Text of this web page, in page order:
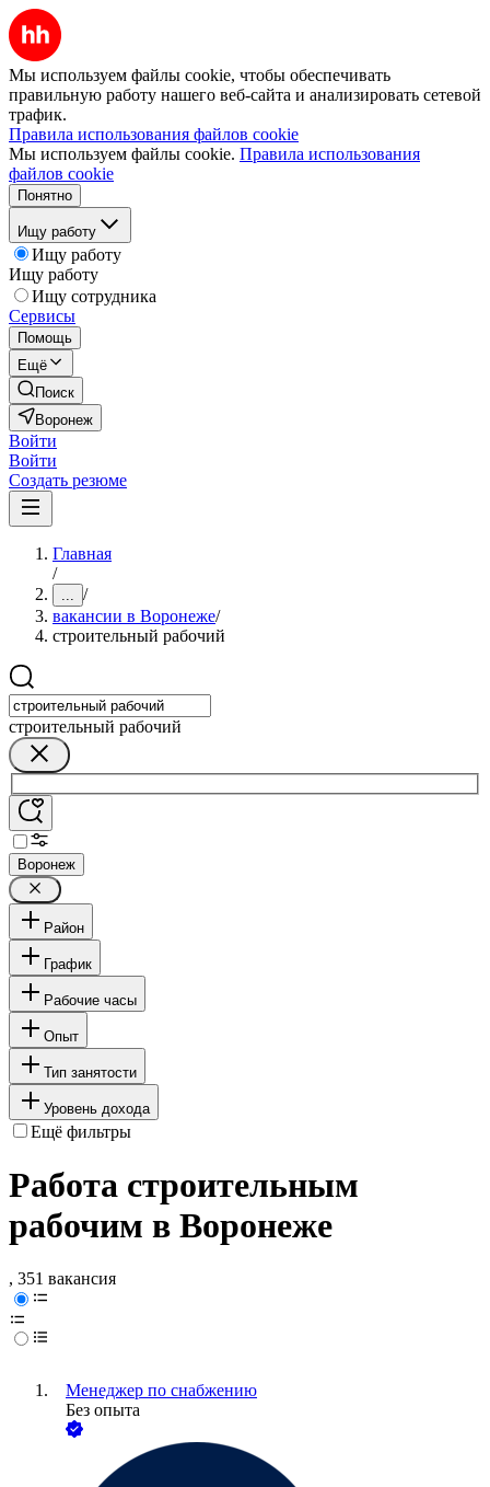
Мы используем файлы cookie, чтобы обеспечивать
правильную работу нашего веб-сайта и анализировать сетевой
трафик.
Правила использования файлов cookie
Мы используем файлы cookie. Правила использования
файлов cookie
Понятно
Ищу работу
Ищу работу
Ищу работу
Ищу сотрудника
Сервисы
Помощь
Ещё
Поиск
Воронеж
Войти
Войти
Создать резюме
Главная
/
... /
вакансии в Воронеже/
строительный рабочий
строительный рабочий
Воронеж
Район
График
Рабочие часы
Опыт
Тип занятости
Уровень дохода
Ещё фильтры
Работа строительным
рабочим в Воронеже
, 351 вакансия
Менеджер по снабжению
Без опыта